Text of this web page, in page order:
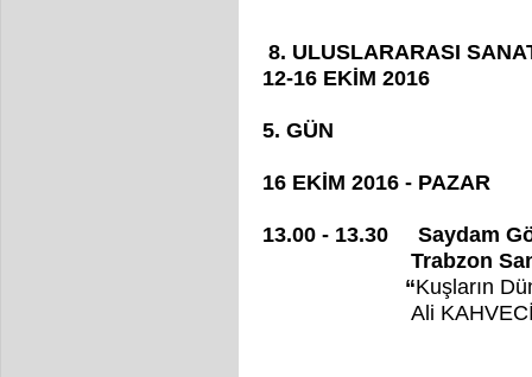
8. ULUSLARARASI
12-16 EKİM 2016
5. GÜN
16 EKİM 2016 - PAZAR
13.00 - 13.30 Saydam
Trabzon
“Kuşların
Ali